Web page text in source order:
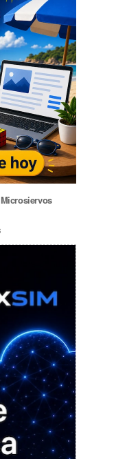
Microsiervos